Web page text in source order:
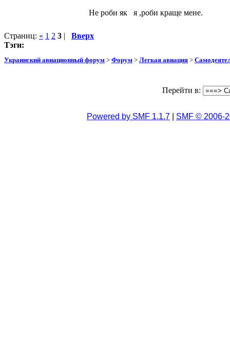
Не роби як я ,роби краще мене.
Страниц: « 1 2 3 | Вверх
Тэги:
Украинский авиационный форум > Форум > Легкая авиация >
Перейти в:
Powered by SMF 1.1.7 SMF © 2006-